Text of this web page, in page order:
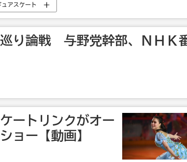
ュアスケート
り論戦 与野党幹部、ＮＨＫ
ートリンクがオー
ー【動画】